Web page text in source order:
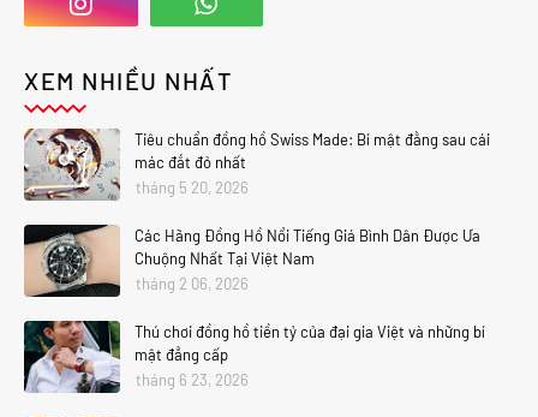
XEM NHIỀU NHẤT
Tiêu chuẩn đồng hồ Swiss Made: Bí mật đằng sau cái
mác đắt đỏ nhất
tháng 5 20, 2026
Các Hãng Đồng Hồ Nổi Tiếng Giá Bình Dân Được Ưa
Chuộng Nhất Tại Việt Nam
tháng 2 06, 2026
Thú chơi đồng hồ tiền tỷ của đại gia Việt và những bí
mật đẳng cấp
tháng 6 23, 2026